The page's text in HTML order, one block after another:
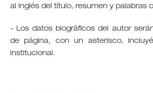
al inglés del título, resumen y palabras
- Los datos biográficos del autor
de página, con un asterisco,
institucional.